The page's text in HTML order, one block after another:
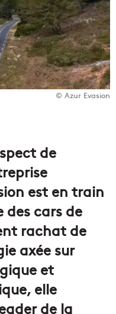
© Azur Evasion
de
est en train
des cars de
rachat de
axée sur
et
elle
de la